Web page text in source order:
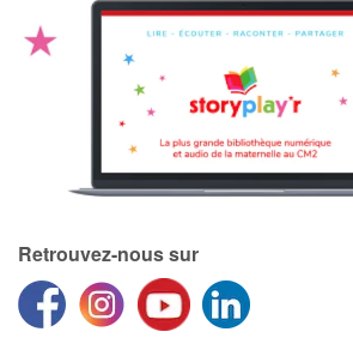
Retrouvez-nous sur